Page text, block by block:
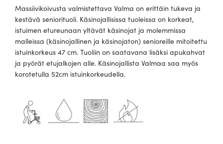
Massiivikoivusta valmistettava Valma on erittäin tukeva ja
kestävä seniorituoli. Käsinojallisissa tuoleissa on korkeat,
istuimen etureunaan yltävät käsinojat ja molemmissa
malleissa (käsinojallinen ja käsinojaton) senioreille mitoitettu
istuinkorkeus 47 cm. Tuoliin on saatavana lisäksi apukahvat
ja pyörät etujalkojen alle. Käsinojallista Valmaa saa myös
korotetulla 52cm istuinkorkeudella.